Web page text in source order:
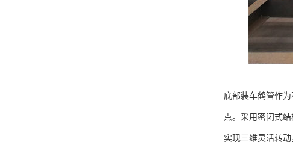
底部装车鹤管作
点。采用密闭式
实现三维灵活转